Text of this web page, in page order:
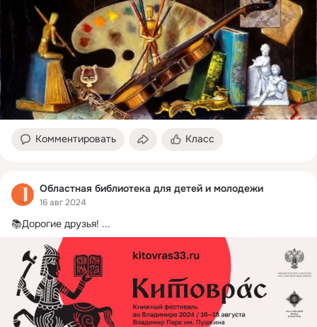
Комментировать Класс
Областная библиотека для детей и молодежи
16 авг 2024
📚Дорогие друзья! ...